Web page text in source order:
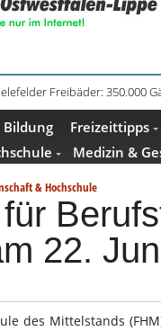
Freibäder: 350.000
Ausbildungsplätze in
Bildung Freizeittipps
Medizin &
& Hochschule
22.
des Mittelstands